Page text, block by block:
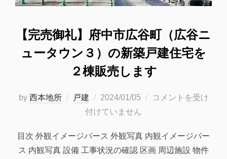
【完売御礼】府中市広谷町（広谷ニ
ュータウン３）の新築戸建住宅を
２棟販売します
by 西本地所 戸建
投
稿
2024/01/05
コメントを受け
付けていません
目次 外観イメージパース 外観写真 内観イメージパー
ス 内観写真 設備 工事状況の確認 区画 周辺施設 物件